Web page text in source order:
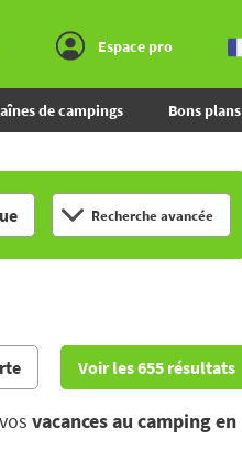
Espace pro
de campings Bons plans
Recherche avancée
Voir les 655 résultats
vacances au camping en